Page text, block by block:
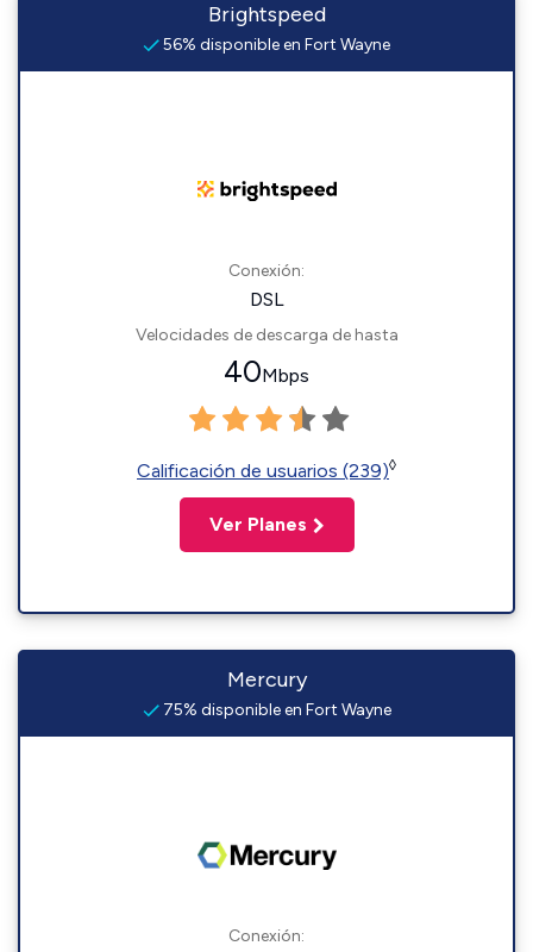
Brightspeed
56% disponible en Fort Wayne
Conexión:
DSL
Velocidades de descarga de hasta
40Mbps
Calificación de usuarios (239)◊
Ver Planes
Mercury
75% disponible en Fort Wayne
Conexión: